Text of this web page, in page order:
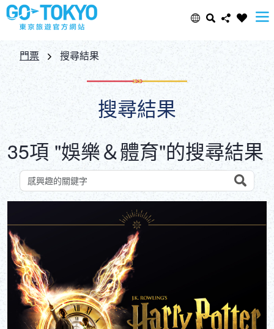
Select Language
日本語
ENGLISH
中文(简体)
中文(繁體/正體)
ภาษาไทย
DEUTSCH
ITALIANO
Share this page
Email
Copy URL
門票 搜尋結果
搜尋結果
35項 "娛樂＆體育"的搜尋結果
Search
依關鍵字搜尋景點